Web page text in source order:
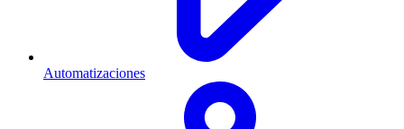
Automatizaciones